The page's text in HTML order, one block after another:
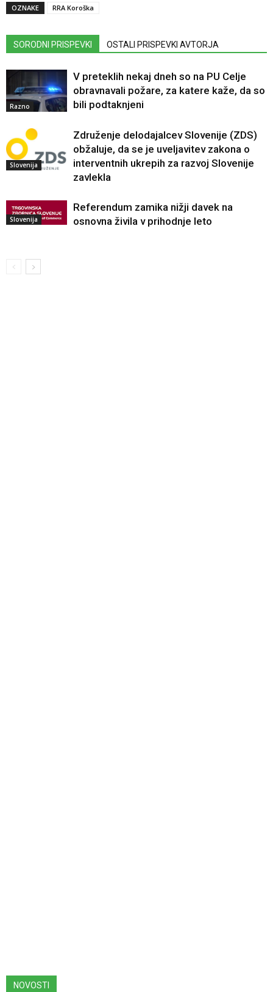
OZNAKE RRA Koroška
SORODNI PRISPEVKI OSTALI PRISPEVKI AVTORJA
Razno
V preteklih nekaj dneh so na PU Celje
obravnavali požare, za katere kaže, da so
bili podtaknjeni
Slovenija
Združenje delodajalcev Slovenije (ZDS)
obžaluje, da se je uveljavitev zakona o
interventnih ukrepih za razvoj Slovenije
zavlekla
Slovenija
Referendum zamika nižji davek na
osnovna živila v prihodnje leto
NOVOSTI